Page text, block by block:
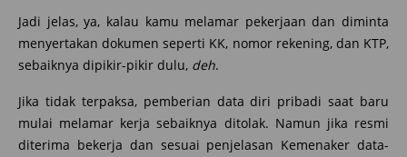
Jadi jelas, ya, kalau kamu melamar pekerjaan dan diminta
menyertakan dokumen seperti KK, nomor rekening, dan KTP,
sebaiknya dipikir-pikir dulu, deh.
Jika tidak terpaksa, pemberian data diri pribadi saat baru
mulai melamar kerja sebaiknya ditolak. Namun jika resmi
diterima bekerja dan sesuai penjelasan Kemenaker data-